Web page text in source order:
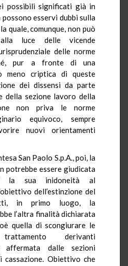
possibili significati già in
esservi dubbi sulla
quale, comunque, non può
luce delle vicende
delle norme
pur a fronte di una
meno criptica di queste
dei dissensi da parte
della sezione lavoro della
non priva le norme
equivoco, sempre
nuovi orientamenti
San Paolo S.p.A., poi, la
potrebbe essere giudicata
la sua inidoneità al
dell’estinzione del
in primo luogo, la
l’altra finalità dichiarata
quella di scongiurare le
derivanti
affermata dalle sezioni
Obiettivo che